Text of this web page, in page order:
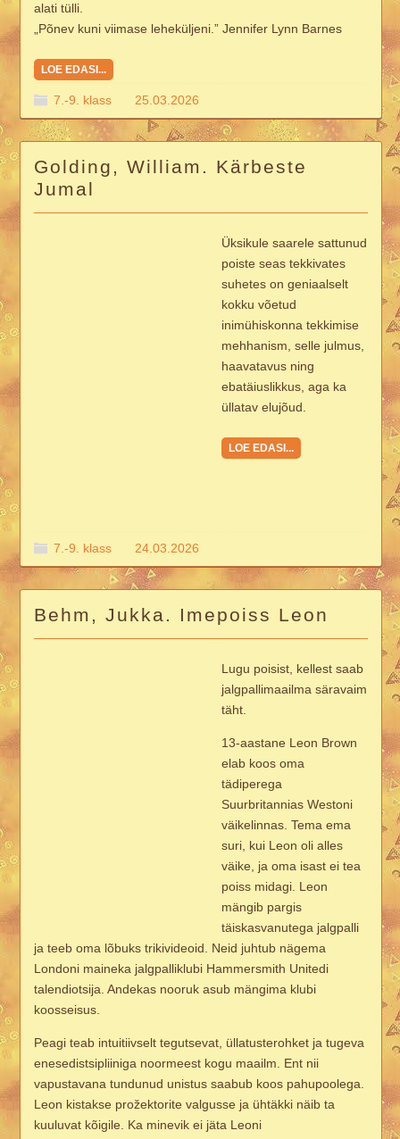
alati tülli.
„Põnev kuni viimase leheküljeni.” Jennifer Lynn Barnes
LOE EDASI...
7.-9. klass 25.03.2026
Golding, William. Kärbeste
Jumal
Üksikule saarele sattunud
poiste seas tekkivates
suhetes on geniaalselt
kokku võetud
inimühiskonna tekkimise
mehhanism, selle julmus,
haavatavus ning
ebatäiuslikkus, aga ka
üllatav elujõud.
LOE EDASI...
7.-9. klass 24.03.2026
Behm, Jukka. Imepoiss Leon
Lugu poisist, kellest saab
jalgpallimaailma säravaim
täht.
13-aastane Leon Brown
elab koos oma
tädiperega
Suurbritannias Westoni
väikelinnas. Tema ema
suri, kui Leon oli alles
väike, ja oma isast ei tea
poiss midagi. Leon
mängib pargis
täiskasvanutega jalgpalli
ja teeb oma lõbuks trikivideoid. Neid juhtub nägema
Londoni maineka jalgpalliklubi Hammersmith Unitedi
talendiotsija. Andekas nooruk asub mängima klubi
koosseisus.
Peagi teab intuitiivselt tegutsevat, üllatusterohket ja tugeva
enesedistsipliiniga noormeest kogu maailm. Ent nii
vapustavana tundunud unistus saabub koos pahupoolega.
Leon kistakse prožektorite valgusse ja ühtäkki näib ta
kuuluvat kõigile. Ka minevik ei jäta Leoni